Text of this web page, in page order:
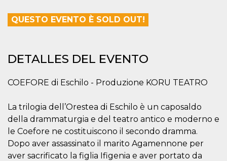
QUESTO EVENTO È SOLD OUT!
DETALLES DEL EVENTO
COEFORE di Eschilo - Produzione KORU TEATRO
La trilogia dell’Orestea di Eschilo è un caposaldo
della drammaturgia e del teatro antico e moderno e
le Coefore ne costituiscono il secondo dramma.
Dopo aver assassinato il marito Agamennone per
aver sacrificato la figlia Ifigenia e aver portato da
Las cookies estrictamente necesarias permiten
la funcionalidad principal del sitio web, como
el inicio de sesión de usuario y la gestión de
necesarias.
.oooh.events
servicio
identificar el
confianza y
anular cualquier
restricción de
seguridad